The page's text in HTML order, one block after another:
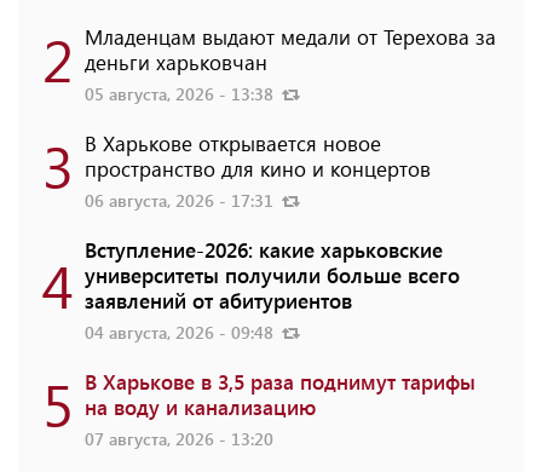
2 Младенцам выдают медали от Терехова за
деньги харьковчан
05 августа, 2026 - 13:38
3 В Харькове открывается новое
пространство для кино и концертов
06 августа, 2026 - 17:31
4 Вступление-2026: какие харьковские
университеты получили больше всего
заявлений от абитуриентов
04 августа, 2026 - 09:48
5 В Харькове в 3,5 раза поднимут тарифы
на воду и канализацию
07 августа, 2026 - 13:20